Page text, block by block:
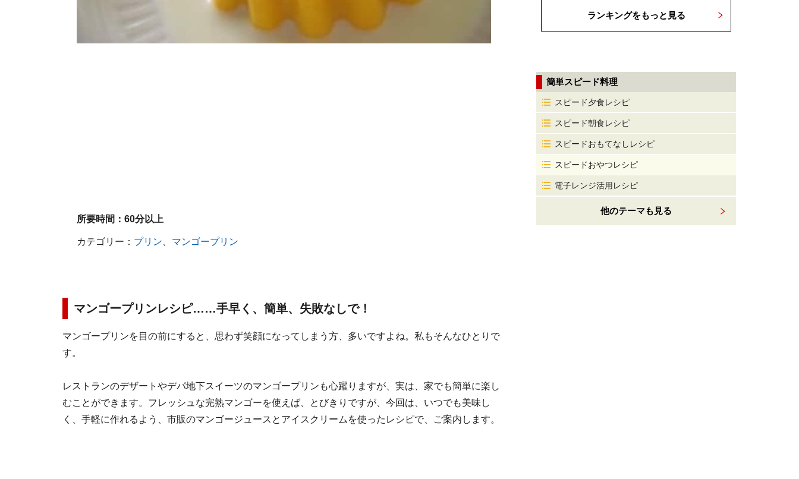
所要時間： 60分以上
カテゴリー： プリン マンゴープリン
マンゴープリンレシピ……手早く、簡単、失敗なしで！
マンゴープリンを目の前にすると、思わず笑顔になってしまう方、多いですよね。私もそんなひとりで
す。
レストランのデザートやデパ地下スイーツのマンゴープリンも心躍りますが、実は、家でも簡単に楽し
むことができます。フレッシュな完熟マンゴーを使えば、とびきりですが、今回は、いつでも美味し
く、手軽に作れるよう、市販のマンゴージュースとアイスクリームを使ったレシピで、ご案内します。
ランキングをもっと見る
簡単スピード料理
スピード夕食レシピ
スピード朝食レシピ
スピードおもてなしレシピ
スピードおやつレシピ
電子レンジ活用レシピ
他のテーマも見る